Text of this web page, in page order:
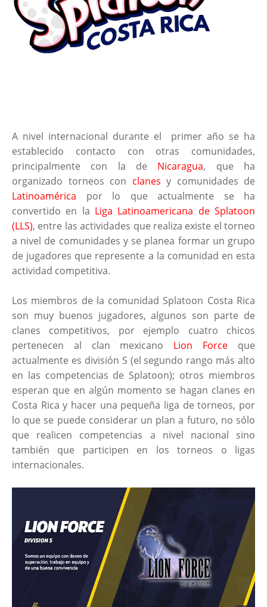
A nivel internacional durante el primer año se ha
establecido contacto con otras comunidades,
principalmente con la de Nicaragua, que ha
organizado torneos con clanes y comunidades de
Latinoamérica por lo que actualmente se ha
convertido en la Liga Latinoamericana de Splatoon
(LLS), entre las actividades que realiza existe el torneo
a nivel de comunidades y se planea formar un grupo
de jugadores que represente a la comunidad en esta
actividad competitiva.
Los miembros de la comunidad Splatoon Costa Rica
son muy buenos jugadores, algunos son parte de
clanes competitivos, por ejemplo cuatro chicos
pertenecen al clan mexicano Lion Force que
actualmente es división S (el segundo rango más alto
en las competencias de Splatoon); otros miembros
esperan que en algún momento se hagan clanes en
Costa Rica y hacer una pequeña liga de torneos, por
lo que se puede considerar un plan a futuro, no sólo
que realicen competencias a nivel nacional sino
también que participen en los torneos o ligas
internacionales.